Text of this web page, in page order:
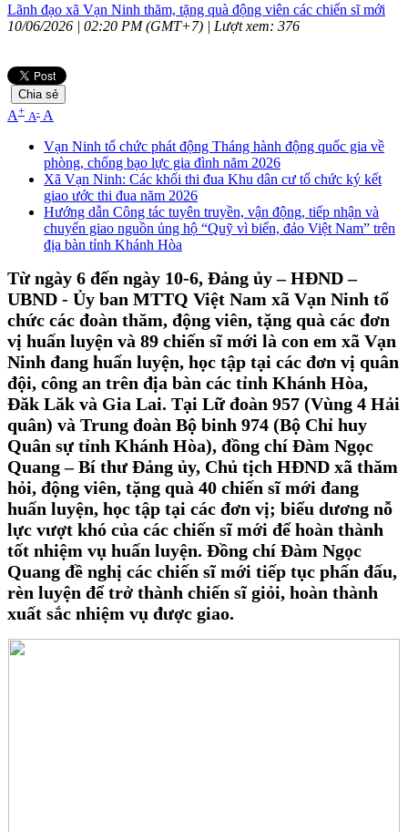
Lãnh đạo xã Vạn Ninh thăm, tặng quà động viên các chiến sĩ mới
10/06/2026 | 02:20 PM (GMT+7) | Lượt xem: 376
Chia sẻ
A+ A- A
Vạn Ninh tổ chức phát động Tháng hành động quốc gia về
phòng, chống bạo lực gia đình năm 2026
Xã Vạn Ninh: Các khối thi đua Khu dân cư tổ chức ký kết
giao ước thi đua năm 2026
Hướng dẫn Công tác tuyên truyền, vận động, tiếp nhận và
chuyển giao nguồn ủng hộ “Quỹ vì biển, đảo Việt Nam” trên
địa bàn tỉnh Khánh Hòa
Từ ngày 6 đến ngày 10-6, Đảng ủy – HĐND –
UBND - Ủy ban MTTQ Việt Nam xã Vạn Ninh tổ
chức các đoàn thăm, động viên, tặng quà các đơn
vị huấn luyện và 89 chiến sĩ mới là con em xã Vạn
Ninh đang huấn luyện, học tập tại các đơn vị quân
đội, công an trên địa bàn các tỉnh Khánh Hòa,
Đăk Lăk và Gia Lai. Tại Lữ đoàn 957 (Vùng 4 Hải
quân) và Trung đoàn Bộ binh 974 (Bộ Chỉ huy
Quân sự tỉnh Khánh Hòa), đồng chí Đàm Ngọc
Quang – Bí thư Đảng ủy, Chủ tịch HĐND xã thăm
hỏi, động viên, tặng quà 40 chiến sĩ mới đang
huấn luyện, học tập tại các đơn vị; biểu dương nỗ
lực vượt khó của các chiến sĩ mới để hoàn thành
tốt nhiệm vụ huấn luyện. Đồng chí Đàm Ngọc
Quang đề nghị các chiến sĩ mới tiếp tục phấn đấu,
rèn luyện để trở thành chiến sĩ giỏi, hoàn thành
xuất sắc nhiệm vụ được giao.